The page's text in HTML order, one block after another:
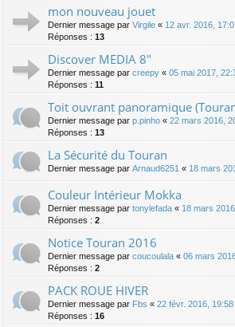
mon nouveau jouet
Dernier message par Virgile « 12 avr. 2016,
Réponses : 13
Discover MEDIA 8"
Dernier message par creepy « 05 mai 2017,
Réponses : 11
Toit ouvrant panoramique
Dernier message par p.pinho « 22 mars 2016,
Réponses : 13
La Sécurité du Touran
Dernier message par Arnaud6251 « 18 mars
Couleur Intérieur Mokka
Dernier message par tonylefada « 18 mars
Réponses : 2
Notice Touran 2016
Dernier message par coucoulala « 06 mars
Réponses : 2
PACK ROUE HIVER
Dernier message par Fbs « 22 févr. 2016, 19:58
Réponses : 16